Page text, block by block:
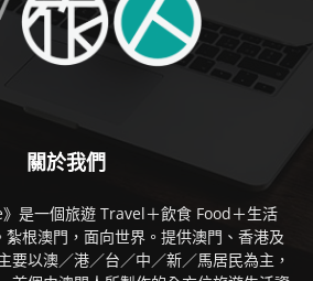
關於我們
》是一個旅遊 Travel＋飲食 Food＋生活
根澳門，面向世界。提供澳門、香港及
要以澳／港／台／中／新／馬居民為主，